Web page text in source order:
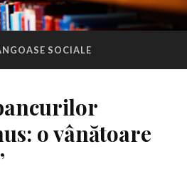
SOCIALE
o vânătoare